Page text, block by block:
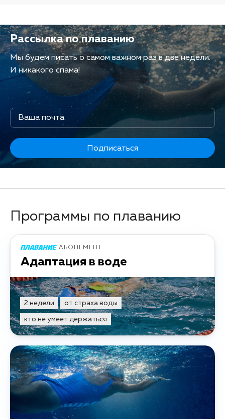
Рассылка по плаванию
Мы будем писать о самом важном раз в две недели.
И никакого спама!
Подписаться
Программы по плаванию
АБОНЕМЕНТ
Адаптация в воде
2 недели от страха воды
кто не умеет держаться